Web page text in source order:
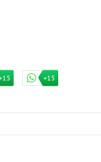
+15